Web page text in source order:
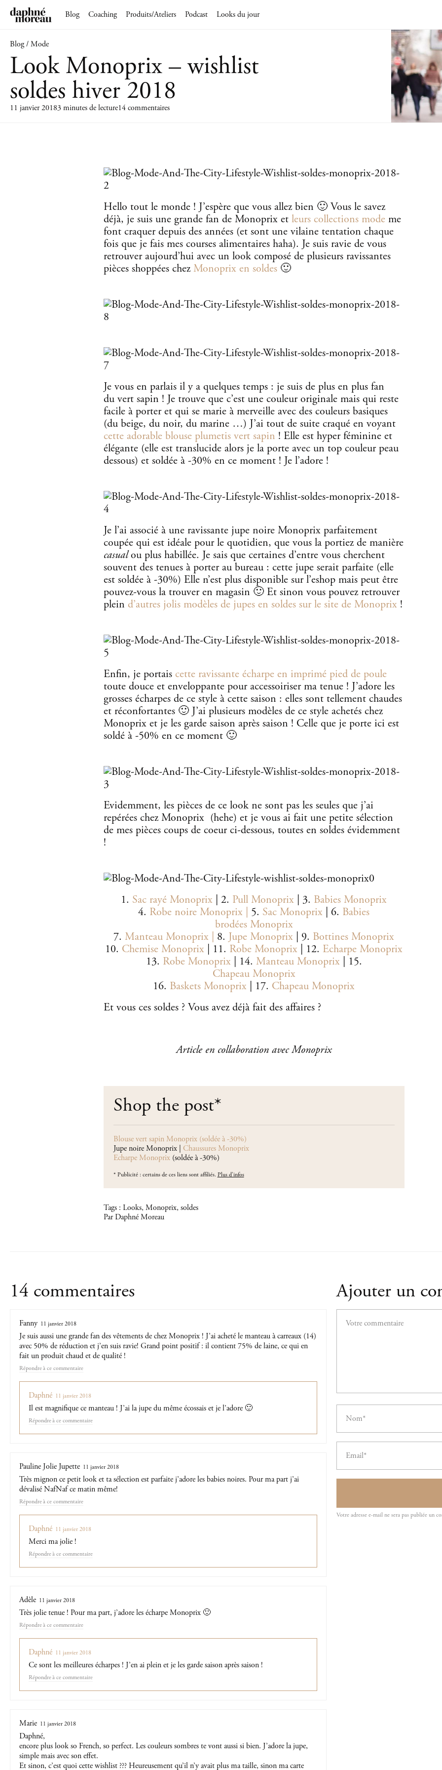
Blog Coaching Produits/Ateliers Podcast Looks du jour
Blog / Mode
Look Monoprix – wishlist
soldes hiver 2018
11 janvier 20183 minutes de lecture14 commentaires
Hello tout le monde ! J’espère que vous allez bien 🙂 Vous le savez
déjà, je suis une grande fan de Monoprix et leurs collections modeme
font craquer depuis des années (et sont une vilaine tentation chaque
fois que je fais mes courses alimentaires haha). Je suis ravie de vous
retrouver aujourd’hui avec un look composé de plusieurs ravissantes
pièces shoppées chezMonoprix en soldes🙂
Je vous en parlais il y a quelques temps : je suis de plus en plus fan
du vert sapin ! Je trouve que c’est une couleur originale mais qui reste
facile à porter et qui se marie à merveille avec des couleurs basiques
(du beige, du noir, du marine …) J’ai tout de suite craqué en voyant
cette adorable blouse plumetis vert sapin ! Elle est hyper féminine et
élégante (elle est translucide alors je la porte avec un top couleur peau
dessous) et soldée à -30% en ce moment ! Je l’adore !
Je l’ai associé à une ravissante jupe noire Monoprix parfaitement
coupée qui est idéale pour le quotidien, que vous la portiez de manière
casualou plus habillée. Je sais que certaines d’entre vous cherchent
souvent des tenues à porter au bureau : cette jupe serait parfaite (elle
est soldée à -30%) Elle n’est plus disponible sur l’eshop mais peut être
pouvez-vous la trouver en magasin 🙂 Et sinon vous pouvez retrouver
plein d’autres jolis modèles de jupes en soldes sur le site de Monoprix!
Enfin, je portais cette ravissante écharpe en imprimé pied de poule
toute douce et enveloppante pour accessoiriser ma tenue ! J’adore les
grosses écharpes de ce style à cette saison : elles sont tellement chaudes
et réconfortantes 🙂 J’ai plusieurs modèles de ce style achetés chez
Monoprix et je les garde saison après saison ! Celle que je porte ici est
soldé à -50% en ce moment 🙂
Evidemment, les pièces de ce look ne sont pas les seules que j’ai
repérées chez Monoprix (hehe) et je vous ai fait une petite sélection
de mes pièces coups de coeur ci-dessous, toutes en soldes évidemment
!
1. Sac rayé Monoprix | 2. Pull Monoprix | 3. Babies Monoprix
4. Robe noire Monoprix | 5. Sac Monoprix | 6. Babies
brodées Monoprix
7. Manteau Monoprix | 8. Jupe Monoprix | 9. Bottines Monoprix
10. Chemise Monoprix | 11. Robe Monoprix | 12. Echarpe Monoprix
13. Robe Monoprix| 14. Manteau Monoprix| 15.
Chapeau Monoprix
16. Baskets Monoprix | 17. Chapeau Monoprix
Et vous ces soldes ? Vous avez déjà fait des affaires ?
Article en collaboration avec Monoprix
Shop the post*
Blouse vert sapin Monoprix (soldée à -30%)
Jupe noire Monoprix | Chaussures Monoprix
Echarpe Monoprix(soldée à -30%)
* Publicité : certains de ces liens sont affiliés. Plus d'infos
Tags : Looks, Monoprix, soldes
Par Daphné Moreau
14 commentaires
Fanny 11 janvier 2018
Je suis aussi une grande fan des vêtements de chez Monoprix ! J’ai acheté le manteau à carreaux (14)
avec 50% de réduction et j’en suis ravie! Grand point positif : il contient 75% de laine, ce qui en
fait un produit chaud et de qualité !
Répondre
Daphné 11 janvier 2018
Il est magnifique ce manteau ! J’ai la jupe du même écossais et je l’adore 🙂
Répondre
Pauline Jolie Jupette 11 janvier 2018
Très mignon ce petit look et ta sélection est parfaite j’adore les babies noires. Pour ma part j’ai
dévalisé NafNaf ce matin même!
Répondre
Daphné 11 janvier 2018
Merci ma jolie !
Répondre
Adèle 11 janvier 2018
Très jolie tenue ! Pour ma part, j’adore les écharpe Monoprix 🙂
Répondre
Daphné 11 janvier 2018
Ce sont les meilleures écharpes ! J’en ai plein et je les garde saison après saison !
Répondre
Marie 11 janvier 2018
Daphné,
encore plus look so French, so perfect. Les couleurs sombres te vont aussi si bien. J’adore la jupe,
simple mais avec son effet.
Et sinon, c’est quoi cette wishlist ??? Heureusement qu’il n’y avait plus ma taille, sinon ma carte
Ajouter un